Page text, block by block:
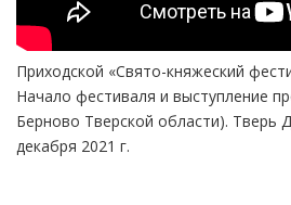
Приходской «Свято-княжеский
Начало фестиваля и выступление
Берново Тверской области). Тверь
декабря 2021 г.